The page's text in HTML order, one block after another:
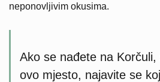
neponovljivim okusima.
Ako se nađete na
ovo mjesto, najavite se